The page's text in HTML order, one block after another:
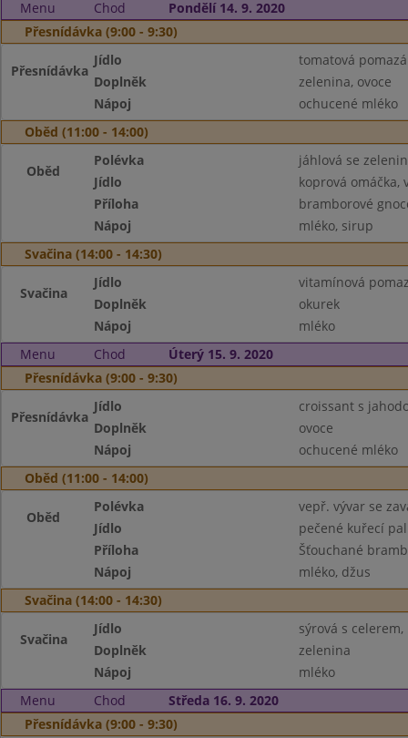
Menu Chod
Pondělí 14. 9. 2020
Přesnídávka (9:00 - 9:30)
Přesnídávka
Jídlo
tomatová
Doplněk
zelenina, ovoce
Nápoj
ochucené mléko
Oběd (11:00 - 14:00)
Oběd
Polévka
jáhlová se
Jídlo
koprová omáčka,
Příloha
bramborové
Nápoj
mléko, sirup
Svačina (14:00 - 14:30)
Svačina
Jídlo
vitamínová
Doplněk
okurek
Nápoj
mléko
Menu
Chod
Úterý 15. 9. 2020
Přesnídávka (9:00 - 9:30)
Přesnídávka
Jídlo
croissant s
Doplněk
ovoce
Nápoj
ochucené mléko
Oběd (11:00 - 14:00)
Oběd
Polévka
vepř. vývar se
Jídlo
pečené kuřecí
Příloha
Šťouchané
Nápoj
mléko, džus
Svačina (14:00 - 14:30)
Svačina
Jídlo
sýrová s
Doplněk
zelenina
Nápoj
mléko
Menu
Chod
Středa 16. 9. 2020
Přesnídávka (9:00 - 9:30)